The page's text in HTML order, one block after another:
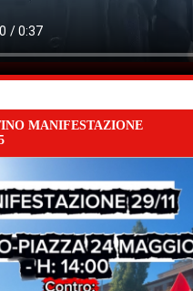
MANIFESTAZIONE